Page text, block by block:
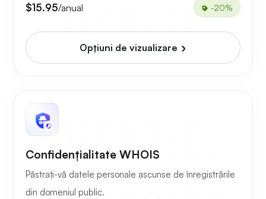
$15.95/anual -20%
Opțiuni de vizualizare
Confidențialitate WHOIS
Păstrați-vă datele personale ascunse de înregistrările
din domeniul public.